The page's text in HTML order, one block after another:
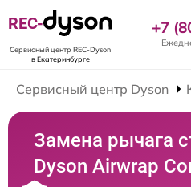
REC-
Сервисный центр REC-Dyson
в Екатеринбурге
+7
Сервисный центр Dyson
Замена рычага
Dyson Airwrap